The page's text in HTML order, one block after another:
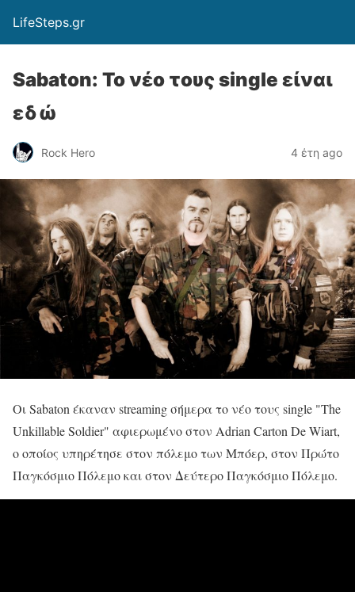
LifeSteps.gr
Sabaton: Το νέο τους single είναι
εδώ
Rock Hero 4 έτη ago
Οι Sabaton έκαναν streaming σήμερα το νέο τους single "The
Unkillable Soldier" αφιερωμένο στον Adrian Carton De Wiart,
ο οποίος υπηρέτησε στον πόλεμο των Μπόερ, στον Πρώτο
Παγκόσμιο Πόλεμο και στον Δεύτερο Παγκόσμιο Πόλεμο.